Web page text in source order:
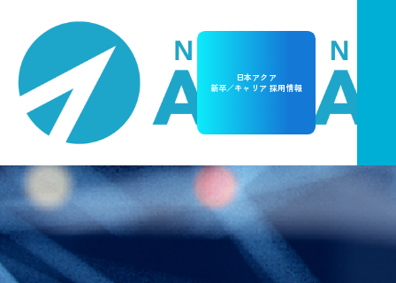
日本アクア
新卒／キャリア 採用情報